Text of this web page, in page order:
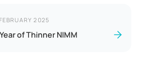
2025
of Thinner NIMM